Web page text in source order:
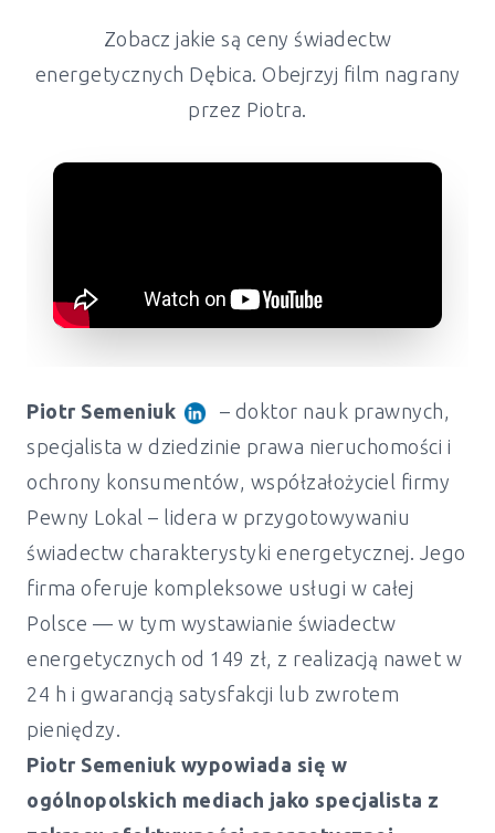
Zobacz jakie są ceny świadectw
energetycznych Dębica. Obejrzyj film nagrany
przez Piotra.
Piotr Semeniuk
– doktor nauk prawnych,
specjalista w dziedzinie prawa nieruchomości i
ochrony konsumentów, współzałożyciel firmy
Pewny Lokal – lidera w przygotowywaniu
świadectw charakterystyki energetycznej. Jego
firma oferuje kompleksowe usługi w całej
Polsce — w tym wystawianie świadectw
energetycznych od 149 zł, z realizacją nawet w
24 h i gwarancją satysfakcji lub zwrotem
pieniędzy.
Piotr Semeniuk wypowiada się w
ogólnopolskich mediach jako specjalista z